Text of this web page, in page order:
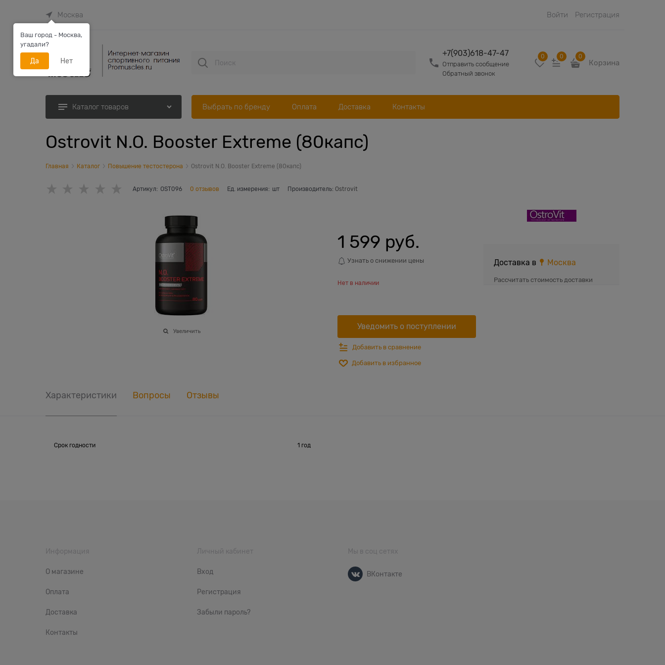
Москва Войти Регистрация
+7(903)618-47-47
Отправить сообщение
Обратный звонок
0 0 0
Корзина
Каталог товаров Выбрать по бренду Оплата Доставка Контакты
Ostrovit N.O. Booster Extreme (80капc)
Главная Каталог Повышение тестостерона Ostrovit N.O. Booster Extreme (80капc)
Артикул: OST096 0 отзывов Ед. измерения: шт Производитель: Ostrovit
Увеличить
1 599 руб.
Узнать о снижении цены
Нет в наличии
Уведомить о поступлении
Добавить в сравнение
Добавить в избранное
Доставка в Москва
Рассчитать стоимость доставки
Характеристики Вопросы Отзывы
Срок годности 1 год
Информация
О магазине
Оплата
Доставка
Контакты
Личный кабинет
Вход
Регистрация
Забыли пароль?
Мы в соц сетях
ВКонтакте
Ваш город - Москва,
угадали?
Да Нет